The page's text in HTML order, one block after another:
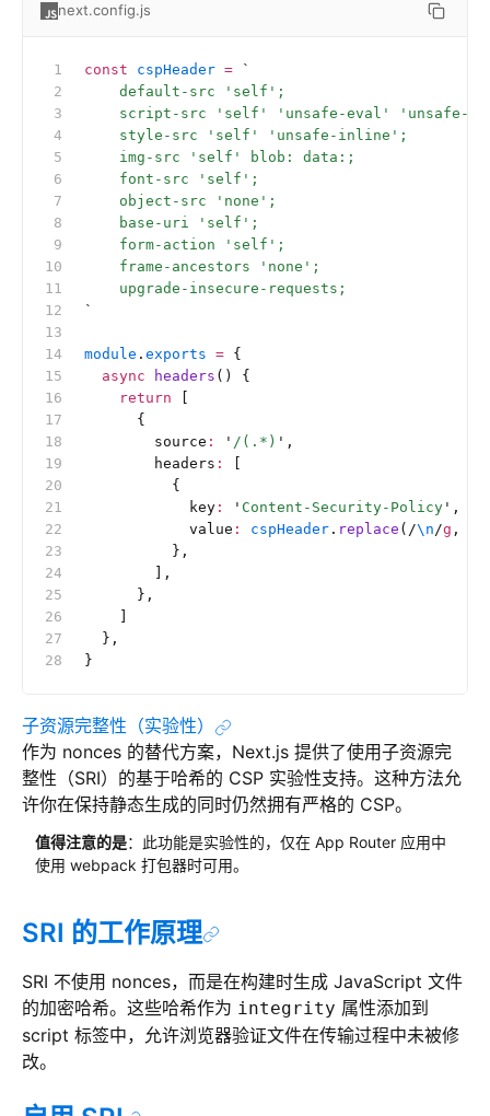
next.config.js
const cspHeader = `
    default-src 'self';
script-src 'self' 'unsafe-eval' 'unsafe-
    style-src 'self' 'unsafe-inline';
    img-src 'self' blob: data:;
    font-src 'self';
    object-src 'none';
    base-uri 'self';
    form-action 'self';
    frame-ancestors 'none';
    upgrade-insecure-requests;
`
module . exports = {
  async
headers () {
    return
      {
        source
: ' /(.*) ' ,
        headers
:
          {
            key
: ' Content-Security-Policy ' ,
            value
: cspHeader . replace ( /\n/g ,
          },
        ],
      },
  },
}
子资源完整性（实验性）
作为 nonces 的替代方案，Next.js 提供了使用子资源完
整性（SRI）的基于哈希的 CSP 实验性支持。这种方法允
许你在保持静态生成的同时仍然拥有严格的 CSP。
值得注意的是：此功能是实验性的，仅在 App Router 应用中
使用 webpack 打包器时可用。
SRI 的工作原理
SRI 不使用 nonces，而是在构建时生成 JavaScript 文件
的加密哈希。这些哈希作为 integrity 属性添加到
script 标签中，允许浏览器验证文件在传输过程中未被修
改。